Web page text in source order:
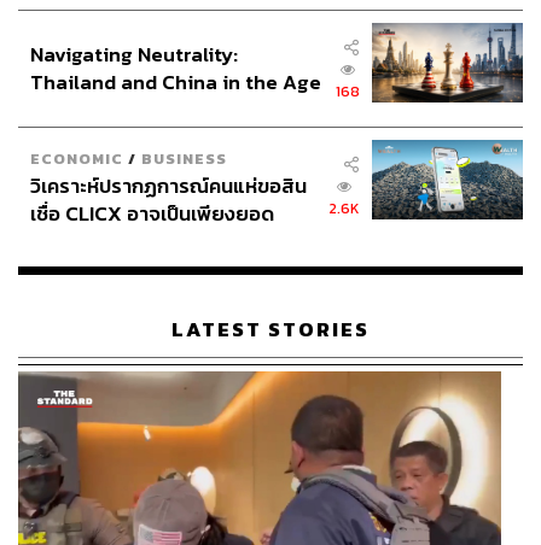
Navigating Neutrality:
Thailand and China in the Age
168
ECONOMIC / BUSINESS
วิเคราะห์ปรากฏการณ์คนแห่ขอสิน
เชื่อ CLICX อาจเป็นเพียงยอด
เรือนไทยที่ถูกซุกไว้
2.6K
LATEST STORIES